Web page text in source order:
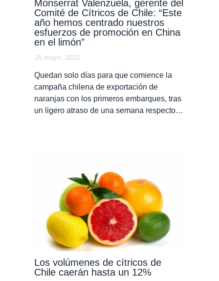
Monserrat Valenzuela, gerente del
Comité de Cítricos de Chile: “Este
año hemos centrado nuestros
esfuerzos de promoción en China
en el limón”
26 mayo, 2022
Quedan solo días para que comience la
campaña chilena de exportación de
naranjas con los primeros embarques, tras
un ligero atraso de una semana respecto…
Los volúmenes de cítricos de
Chile caerán hasta un 12%